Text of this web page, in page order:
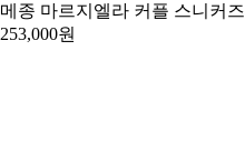
메종 마르지엘라 커플 스니커즈
253,000원